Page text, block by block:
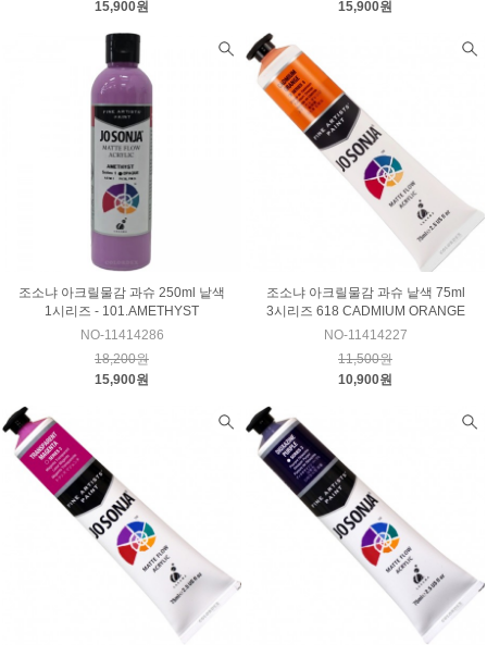
15,900원 15,900원
조소냐 아크릴물감 과슈 250ml 낱색
1시리즈 - 101.AMETHYST
NO-11414286
18,200원
15,900원
조소냐 아크릴물감 과슈 낱색 75ml
3시리즈 618 CADMIUM ORANGE
NO-11414227
11,500원
10,900원